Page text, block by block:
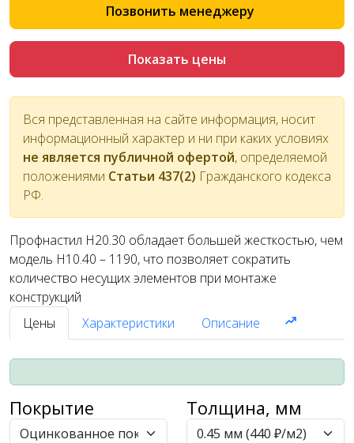
Позвонить менеджеру
Показать цены
Вся представленная на сайте информация, носит
информационный характер и ни при каких условиях
не является публичной офертой, определяемой
положениями Статьи 437(2) Гражданского кодекса
РФ.
Профнастил Н20.30 обладает большей жесткостью, чем
модель Н10.40 – 1190, что позволяет сократить
количество несущих элементов при монтаже
конструкций
Цены
Характеристики Описание
Покрытие Толщина, мм